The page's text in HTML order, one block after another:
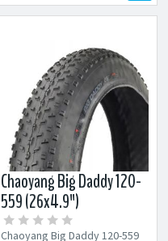
Chaoyang Big Daddy 120-
559 (26x4.9")
Fatbikerengas
Chaoyang Big Daddy 120-559